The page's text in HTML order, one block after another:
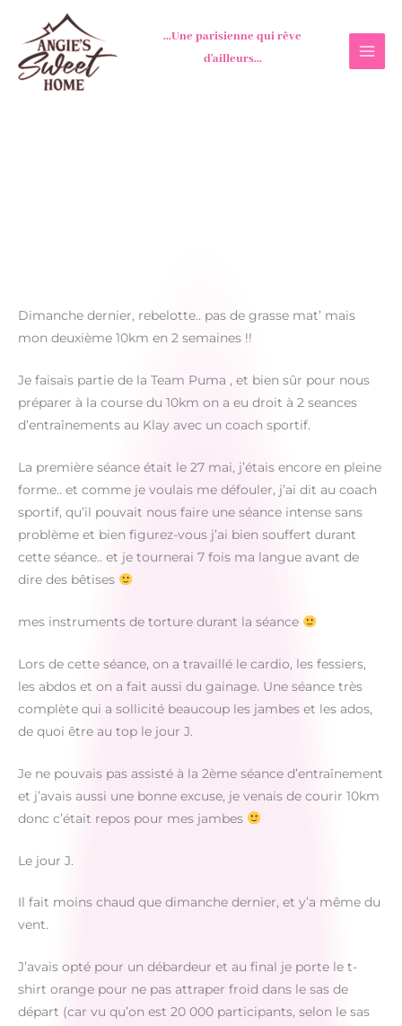
contenu
...Une parisienne qui rêve
d'ailleurs...
Dimanche dernier, rebelotte.. pas de grasse mat’ mais
mon deuxième 10km en 2 semaines !!
Je faisais partie de la Team Puma , et bien sûr pour nous
préparer à la course du 10km on a eu droit à 2 seances
d’entraînements au Klay avec un coach sportif.
La première séance était le 27 mai, j’étais encore en pleine
forme.. et comme je voulais me défouler, j’ai dit au coach
sportif, qu’il pouvait nous faire une séance intense sans
problème et bien figurez-vous j’ai bien souffert durant
cette séance.. et je tournerai 7 fois ma langue avant de
dire des bêtises
mes instruments de torture durant la séance
Lors de cette séance, on a travaillé le cardio, les fessiers,
les abdos et on a fait aussi du gainage. Une séance très
complète qui a sollicité beaucoup les jambes et les ados,
de quoi être au top le jour J.
Je ne pouvais pas assisté à la 2ème séance d’entraînement
et j’avais aussi une bonne excuse, je venais de courir 10km
donc c’était repos pour mes jambes
Le jour J.
Il fait moins chaud que dimanche dernier, et y’a même du
vent.
J’avais opté pour un débardeur et au final je porte le t-
shirt orange pour ne pas attraper froid dans le sas de
départ (car vu qu’on est 20 000 participants, selon le sas